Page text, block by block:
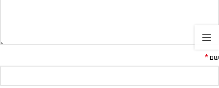
שם*